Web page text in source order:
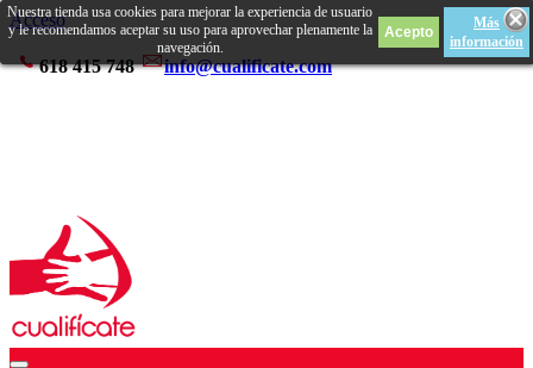
Acceso
618 415 748 info@cualificate.com
Nuestra tienda usa cookies para mejorar la experiencia de usuario
y le recomendamos aceptar su uso para aprovechar plenamente la
navegación.
Más
información